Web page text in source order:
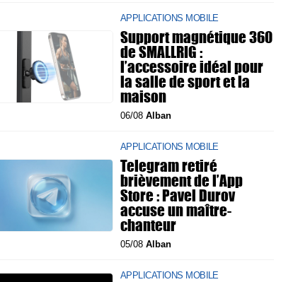
APPLICATIONS MOBILE
Support magnétique 360
de SMALLRIG :
l’accessoire idéal pour
la salle de sport et la
maison
06/08 Alban
APPLICATIONS MOBILE
Telegram retiré
brièvement de l’App
Store : Pavel Durov
accuse un maître-
chanteur
05/08 Alban
APPLICATIONS MOBILE